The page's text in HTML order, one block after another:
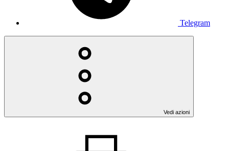
Telegram
Vedi azioni